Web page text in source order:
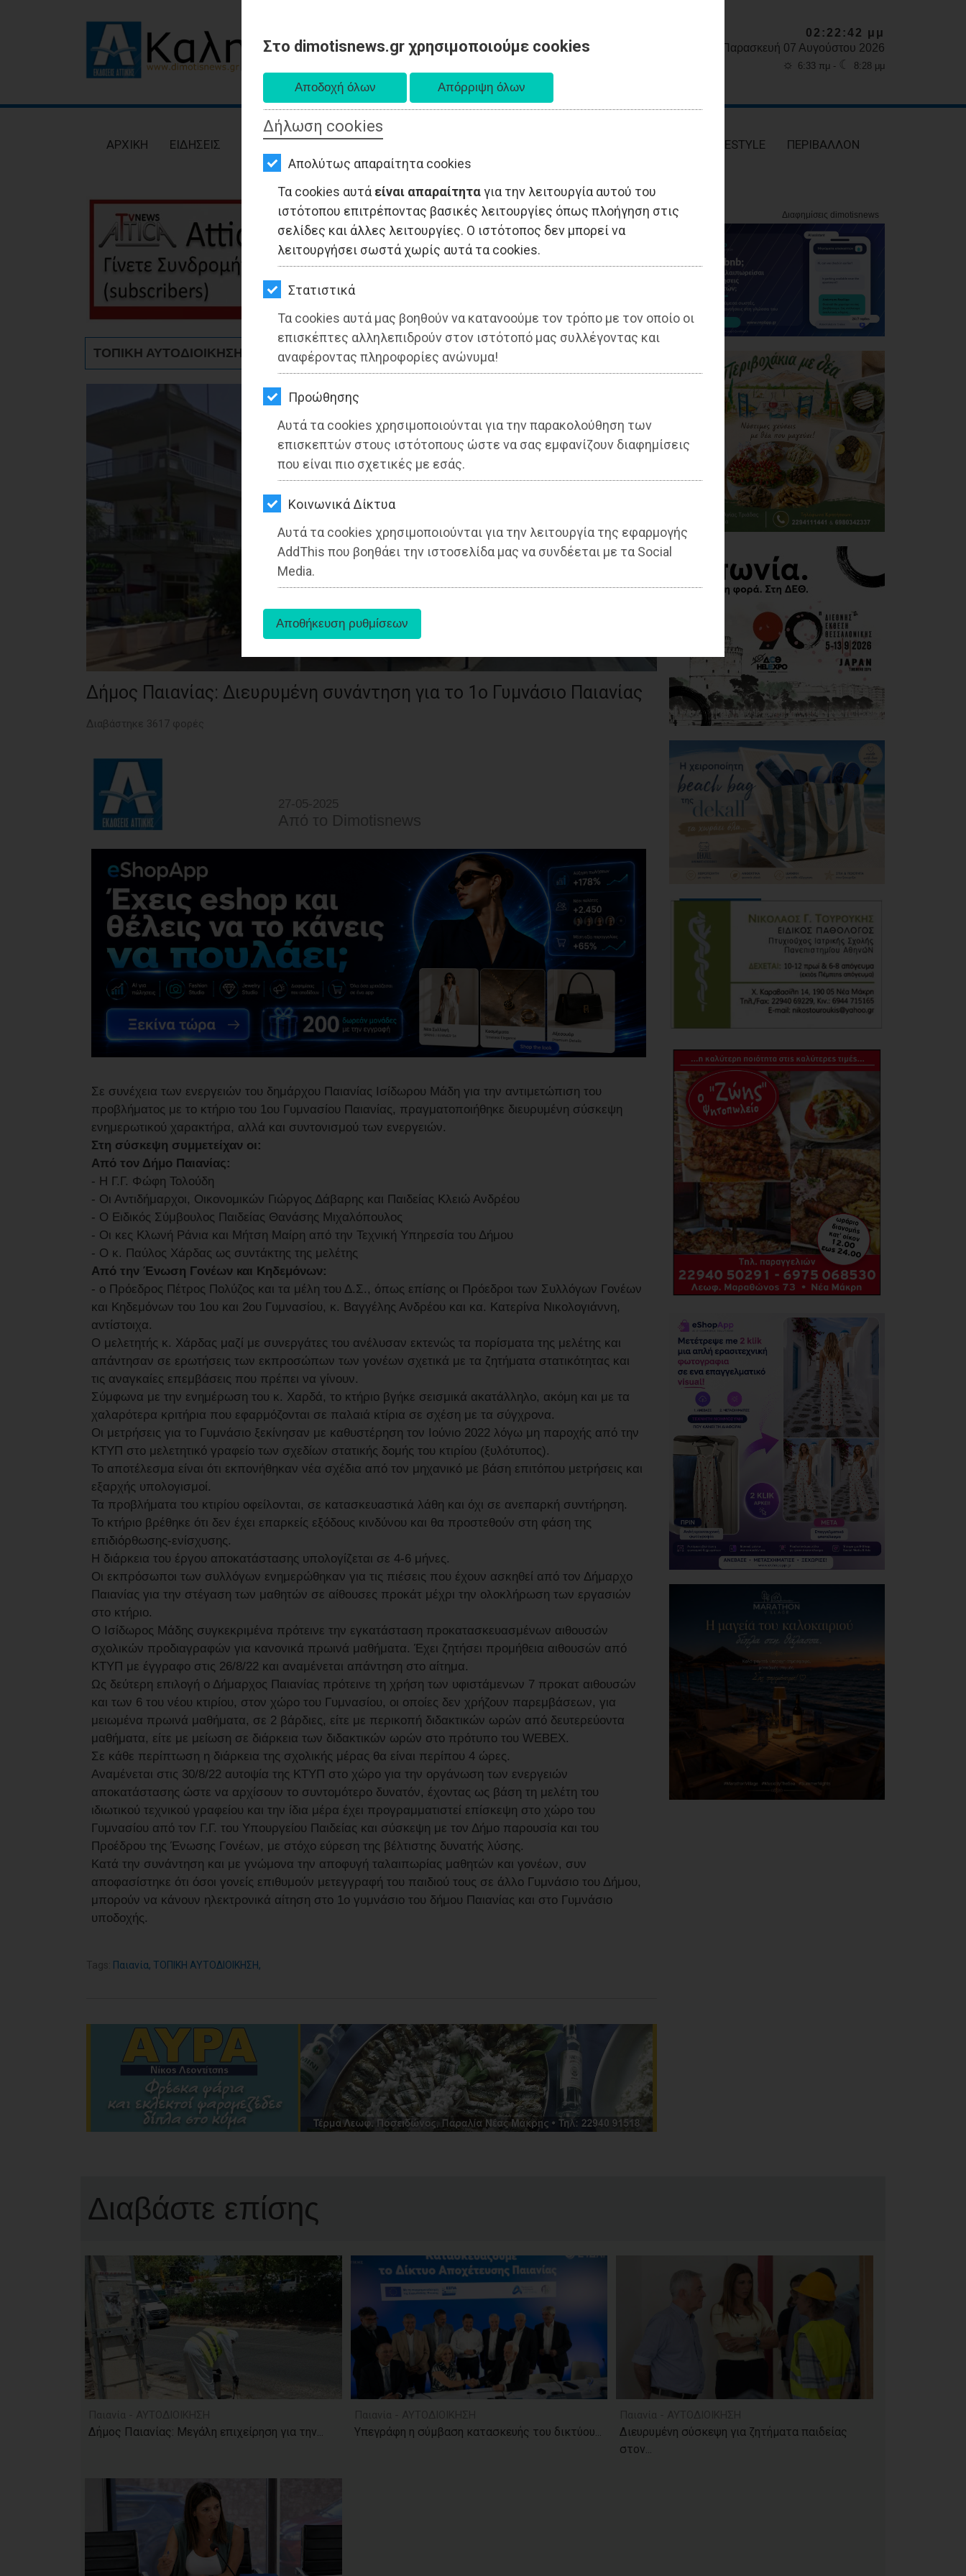
Στο dimotisnews.gr χρησιμοποιούμε cookies
Δήλωση cookies
Απολύτως απαραίτητα cookies
Τα cookies αυτά είναι απαραίτηταγια την λειτουργία αυτού του
ιστότοπου επιτρέποντας βασικές λειτουργίες όπως πλοήγηση στις
σελίδες και άλλες λειτουργίες. Ο ιστότοπος δεν μπορεί να
λειτουργήσει σωστά χωρίς αυτά τα cookies.
Στατιστικά
Τα cookies αυτά μας βοηθούν να κατανοούμε τον τρόπο με τον οποίο οι
επισκέπτες αλληλεπιδρούν στον ιστότοπό μας συλλέγοντας και
αναφέροντας πληροφορίες ανώνυμα!
Προώθησης
Αυτά τα cookies χρησιμοποιούνται για την παρακολούθηση των
επισκεπτών στους ιστότοπους ώστε να σας εμφανίζουν διαφημίσεις
που είναι πιο σχετικές με εσάς.
Kοινωνικά Δίκτυα
Αυτά τα cookies χρησιμοποιούνται για την λειτουργία της εφαρμογής
AddThis που βοηθάει την ιστοσελίδα μας να συνδέεται με τα Social
Media.
ΕΙΔΗΣΕΙΣ
ΟΙΚΟΝΟΜΙΑ
ΑΘΛΗΤΙΣΜΟΣ
ΠΟΛΙΤΙΣΜΟΣ
ΠΕΡΙΒΑΛΛΟΝ
ΚΑΤΟΙΚΙΔΙΟ
ΑΓΓΕΛΙΕΣ
OΔΗΓΟΣ
ΑΡΘΡΩΝ
02:22:44 μμ
Παρασκευή 07 Αυγούστου 2026
☼ 6:33 πμ - ☾ 8:28 μμ
AΡΧΙΚΗ ΕΙΔΗΣΕΙΣ LIFESTYLE ΠΕΡΙΒΑΛΛΟΝ
ΤΟΠΙΚΗ ΑΥΤΟΔΙΟΙΚΗΣΗ - Παιανία
Δήμος Παιανίας: Διευρυμένη συνάντηση για το 1ο Γυμνάσιο Παιανίας
Διαβάστηκε 3617 φορές
27-05-2025
Από τo Dimotisnews
Σε συνέχεια των ενεργειών του δημάρχου Παιανίας Ισίδωρου Μάδη για την αντιμετώπιση του
προβλήματος με το κτήριο του 1ου Γυμνασίου Παιανίας, πραγματοποιήθηκε διευρυμένη σύσκεψη
ενημερωτικού χαρακτήρα, αλλά και συντονισμού των ενεργειών.
Στη σύσκεψη συμμετείχαν οι:
Από τον Δήμο Παιανίας:
- Η Γ.Γ. Φώφη Τολούδη
- Οι Αντιδήμαρχοι, Οικονομικών Γιώργος Δάβαρης και Παιδείας Κλειώ Ανδρέου
- Ο Ειδικός Σύμβουλος Παιδείας Θανάσης Μιχαλόπουλος
- Οι κες Κλωνή Ράνια και Μήτση Μαίρη από την Τεχνική Υπηρεσία του Δήμου
- Ο κ. Παύλος Χάρδας ως συντάκτης της μελέτης
Από την Ένωση Γονέων και Κηδεμόνων:
- ο Πρόεδρος Πέτρος Πολύζος και τα μέλη του Δ.Σ., όπως επίσης οι Πρόεδροι των Συλλόγων Γονέων
και Κηδεμόνων του 1ου και 2ου Γυμνασίου, κ. Βαγγέλης Ανδρέου και κα. Κατερίνα Νικολογιάννη,
αντίστοιχα.
Ο μελετητής κ. Χάρδας μαζί με συνεργάτες του ανέλυσαν εκτενώς τα πορίσματα της μελέτης και
απάντησαν σε ερωτήσεις των εκπροσώπων των γονέων σχετικά με τα ζητήματα στατικότητας και
τις αναγκαίες επεμβάσεις που πρέπει να γίνουν.
Σύμφωνα με την ενημέρωση του κ. Χαρδά, το κτήριο βγήκε σεισμικά ακατάλληλο, ακόμη και με τα
χαλαρότερα κριτήρια που εφαρμόζονται σε παλαιά κτίρια σε σχέση με τα σύγχρονα.
Οι μετρήσεις για το Γυμνάσιο ξεκίνησαν με καθυστέρηση τον Ιούνιο 2022 λόγω μη παροχής από την
ΚΤΥΠ στο μελετητικό γραφείο των σχεδίων στατικής δομής του κτιρίου (ξυλότυπος).
Το αποτέλεσμα είναι ότι εκπονήθηκαν νέα σχέδια από τον μηχανικό με βάση επιτόπου μετρήσεις και
εξαρχής υπολογισμοί.
Τα προβλήματα του κτιρίου οφείλονται, σε κατασκευαστικά λάθη και όχι σε ανεπαρκή συντήρηση.
Το κτήριο βρέθηκε ότι δεν έχει επαρκείς εξόδους κινδύνου και θα προστεθούν στη φάση της
επιδιόρθωσης-ενίσχυσης.
Η διάρκεια του έργου αποκατάστασης υπολογίζεται σε 4-6 μήνες.
Οι εκπρόσωποι των συλλόγων ενημερώθηκαν για τις πιέσεις που έχουν ασκηθεί από τον Δήμαρχο
Παιανίας για την στέγαση των μαθητών σε αίθουσες προκάτ μέχρι την ολοκλήρωση των εργασιών
στο κτήριο.
Ο Ισίδωρος Μάδης συγκεκριμένα πρότεινε την εγκατάσταση προκατασκευασμένων αιθουσών
σχολικών προδιαγραφών για κανονικά πρωινά μαθήματα. Έχει ζητήσει προμήθεια αιθουσών από
ΚΤΥΠ με έγγραφο στις 26/8/22 και αναμένεται απάντηση στο αίτημα.
Ως δεύτερη επιλογή ο Δήμαρχος Παιανίας πρότεινε τη χρήση των υφιστάμενων 7 προκατ αιθουσών
και των 6 του νέου κτιρίου, στον χώρο του Γυμνασίου, οι οποίες δεν χρήζουν παρεμβάσεων, για
μειωμένα πρωινά μαθήματα, σε 2 βάρδιες, είτε με περικοπή διδακτικών ωρών από δευτερεύοντα
μαθήματα, είτε με μείωση σε διάρκεια των διδακτικών ωρών στο πρότυπο του WEBEX.
Σε κάθε περίπτωση η διάρκεια της σχολικής μέρας θα είναι περίπου 4 ώρες.
Αναμένεται στις 30/8/22 αυτοψία της ΚΤΥΠ στο χώρο για την οργάνωση των ενεργειών
αποκατάστασης ώστε να αρχίσουν το συντομότερο δυνατόν, έχοντας ως βάση τη μελέτη του
ιδιωτικού τεχνικού γραφείου και την ίδια μέρα έχει προγραμματιστεί επίσκεψη στο χώρο του
Γυμνασίου από τον Γ.Γ. του Υπουργείου Παιδείας και σύσκεψη με τον Δήμο παρουσία και του
Προέδρου της Ένωσης Γονέων, με στόχο εύρεση της βέλτιστης δυνατής λύσης.
Κατά την συνάντηση και με γνώμονα την αποφυγή ταλαιπωρίας μαθητών και γονέων, συν
αποφασίστηκε ότι όσοι γονείς επιθυμούν μετεγγραφή του παιδιού τους σε άλλο Γυμνάσιο του Δήμου,
μπορούν να κάνουν ηλεκτρονικά αίτηση στο 1ο γυμνάσιο του δήμου Παιανίας και στο Γυμνάσιο
υποδοχής.
Tags: Παιανία, ΤΟΠΙΚΗ ΑΥΤΟΔΙΟΙΚΗΣΗ,
Διαβάστε επίσης
Δήμος Παιανίας: Μεγάλη επιχείρηση για την... Υπεγράφη η σύμβαση κατασκευής του δικτύου...
Διευρυμένη σύσκεψη για ζητήματα παιδείας
στον...